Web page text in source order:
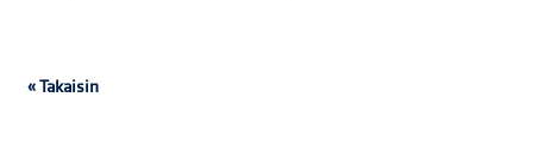
« Takaisin